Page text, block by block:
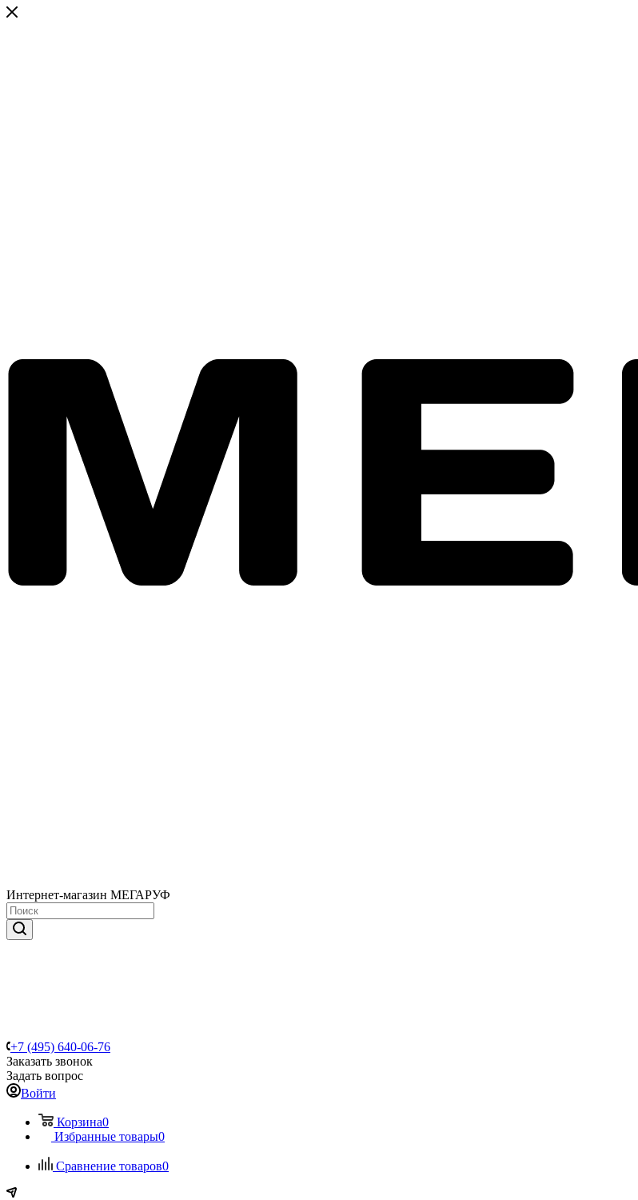
Интернет-магазин МЕГАРУФ
+7 (495) 640-06-76
Заказать звонок
Задать вопрос
Войти
Корзина0
Избранные товары0
Сравнение товаров0